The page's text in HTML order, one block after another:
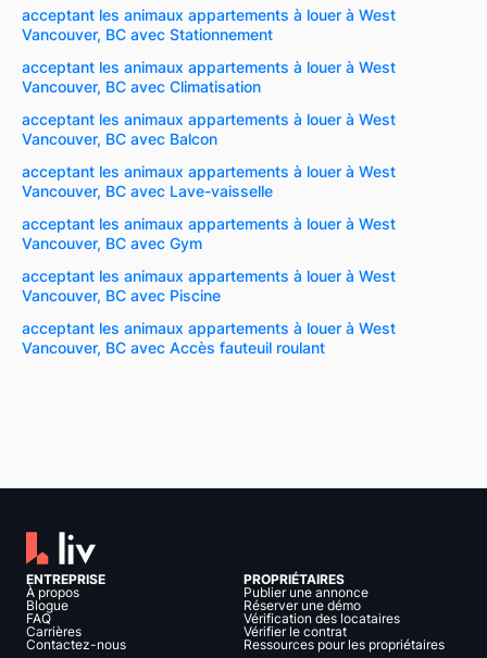
acceptant les animaux appartements à louer à West
Vancouver, BC avec Stationnement
acceptant les animaux appartements à louer à West
Vancouver, BC avec Climatisation
acceptant les animaux appartements à louer à West
Vancouver, BC avec Balcon
acceptant les animaux appartements à louer à West
Vancouver, BC avec Lave-vaisselle
acceptant les animaux appartements à louer à West
Vancouver, BC avec Gym
acceptant les animaux appartements à louer à West
Vancouver, BC avec Piscine
acceptant les animaux appartements à louer à West
Vancouver, BC avec Accès fauteuil roulant
ENTREPRISE
À propos
Blogue
FAQ
Carrières
Contactez-nous
PROPRIÉTAIRES
Publier une annonce
Réserver une démo
Vérification des locataires
Vérifier le contrat
Ressources pour les propriétaires